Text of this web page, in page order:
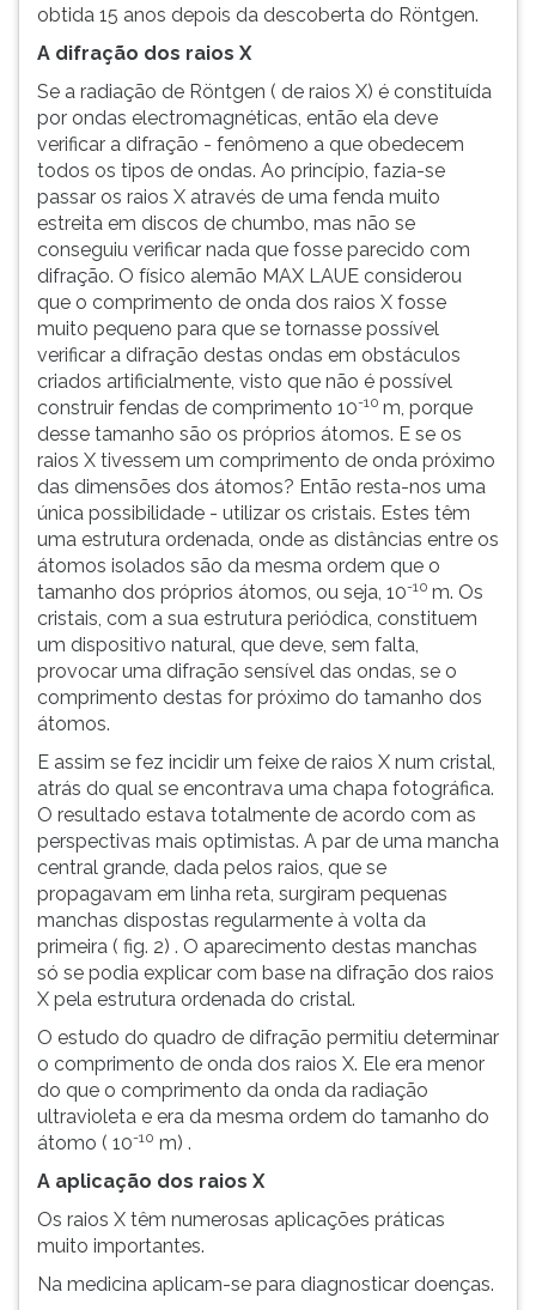
obtida 15 anos depois da descoberta do Röntgen.
A difração dos raios X
Se a radiação de Röntgen ( de raios X) é constituída
por ondas electromagnéticas, então ela deve
verificar a difração - fenômeno a que obedecem
todos os tipos de ondas. Ao princípio, fazia-se
passar os raios X através de uma fenda muito
estreita em discos de chumbo, mas não se
conseguiu verificar nada que fosse parecido com
difração. O físico alemão MAX LAUE considerou
que o comprimento de onda dos raios X fosse
muito pequeno para que se tornasse possível
verificar a difração destas ondas em obstáculos
criados artificialmente, visto que não é possível
construir fendas de comprimento 10-10 m, porque
desse tamanho são os próprios átomos. E se os
raios X tivessem um comprimento de onda próximo
das dimensões dos átomos? Então resta-nos uma
única possibilidade - utilizar os cristais. Estes têm
uma estrutura ordenada, onde as distâncias entre os
átomos isolados são da mesma ordem que o
tamanho dos próprios átomos, ou seja, 10-10 m. Os
cristais, com a sua estrutura periódica, constituem
um dispositivo natural, que deve, sem falta,
provocar uma difração sensível das ondas, se o
comprimento destas for próximo do tamanho dos
átomos.
E assim se fez incidir um feixe de raios X num cristal,
atrás do qual se encontrava uma chapa fotográfica.
O resultado estava totalmente de acordo com as
perspectivas mais optimistas. A par de uma mancha
central grande, dada pelos raios, que se
propagavam em linha reta, surgiram pequenas
manchas dispostas regularmente à volta da
primeira ( fig. 2) . O aparecimento destas manchas
só se podia explicar com base na difração dos raios
X pela estrutura ordenada do cristal.
O estudo do quadro de difração permitiu determinar
o comprimento de onda dos raios X. Ele era menor
do que o comprimento da onda da radiação
ultravioleta e era da mesma ordem do tamanho do
átomo ( 10-10 m) .
A aplicação dos raios X
Os raios X têm numerosas aplicações práticas
muito importantes.
Na medicina aplicam-se para diagnosticar doenças.